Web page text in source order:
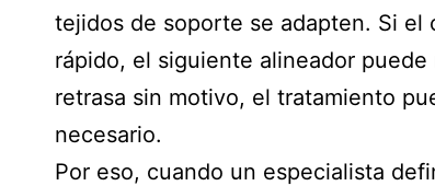
tejidos de soporte se adapten. Si el
rápido, el siguiente alineador
retrasa sin motivo, el tratamiento
necesario.
Por eso, cuando un especialista